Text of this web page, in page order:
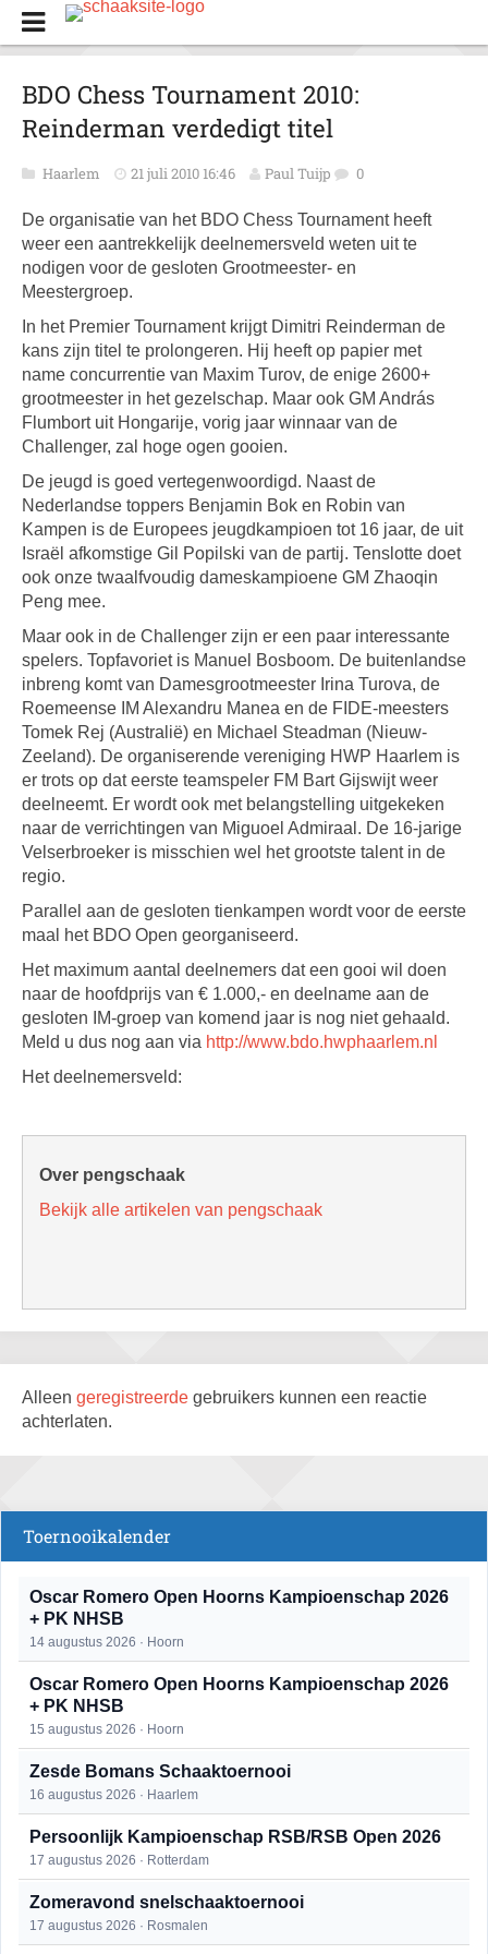
BDO Chess Tournament 2010:
Reinderman verdedigt titel
Haarlem 21 juli 2010 16:46 Paul Tuijp 0
De organisatie van het BDO Chess Tournament heeft
weer een aantrekkelijk deelnemersveld weten uit te
nodigen voor de gesloten Grootmeester- en
Meestergroep.
In het Premier Tournament krijgt Dimitri Reinderman de
kans zijn titel te prolongeren. Hij heeft op papier met
name concurrentie van Maxim Turov, de enige 2600+
grootmeester in het gezelschap. Maar ook GM András
Flumbort uit Hongarije, vorig jaar winnaar van de
Challenger, zal hoge ogen gooien.
De jeugd is goed vertegenwoordigd. Naast de
Nederlandse toppers Benjamin Bok en Robin van
Kampen is de Europees jeugdkampioen tot 16 jaar, de uit
Israël afkomstige Gil Popilski van de partij. Tenslotte doet
ook onze twaalfvoudig dameskampioene GM Zhaoqin
Peng mee.
Maar ook in de Challenger zijn er een paar interessante
spelers. Topfavoriet is Manuel Bosboom. De buitenlandse
inbreng komt van Damesgrootmeester Irina Turova, de
Roemeense IM Alexandru Manea en de FIDE-meesters
Tomek Rej (Australië) en Michael Steadman (Nieuw-
Zeeland). De organiserende vereniging HWP Haarlem is
er trots op dat eerste teamspeler FM Bart Gijswijt weer
deelneemt. Er wordt ook met belangstelling uitgekeken
naar de verrichtingen van Miguoel Admiraal. De 16-jarige
Velserbroeker is misschien wel het grootste talent in de
regio.
Parallel aan de gesloten tienkampen wordt voor de eerste
maal het BDO Open georganiseerd.
Het maximum aantal deelnemers dat een gooi wil doen
naar de hoofdprijs van € 1.000,- en deelname aan de
gesloten IM-groep van komend jaar is nog niet gehaald.
Meld u dus nog aan via http://www.bdo.hwphaarlem.nl
Het deelnemersveld:
Over pengschaak
Bekijk alle artikelen van pengschaak
Alleen geregistreerde gebruikers kunnen een reactie
achterlaten.
Toernooikalender
Oscar Romero Open Hoorns Kampioenschap 2026
+ PK NHSB
14 augustus 2026 · Hoorn
Oscar Romero Open Hoorns Kampioenschap 2026
+ PK NHSB
15 augustus 2026 · Hoorn
Zesde Bomans Schaaktoernooi
16 augustus 2026 · Haarlem
Persoonlijk Kampioenschap RSB/RSB Open 2026
17 augustus 2026 · Rotterdam
Zomeravond snelschaaktoernooi
17 augustus 2026 · Rosmalen